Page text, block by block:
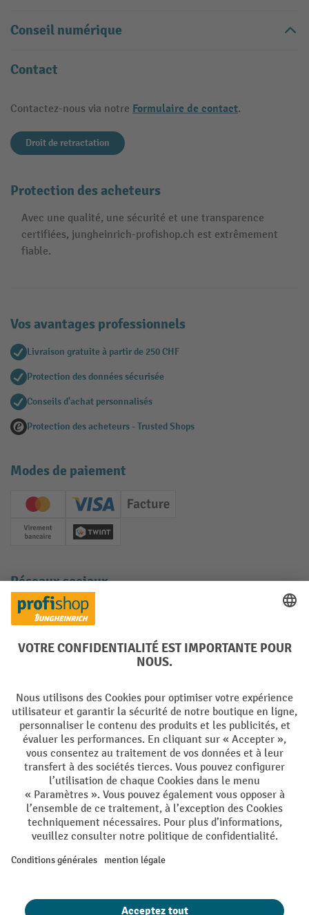
Conseil numérique
Contact
Contactez-nous via notre Formulaire de contact.
Droit de retractation
Protection des acheteurs
Avec une qualité, une sécurité et une transparence
certifiées, jungheinrich-profishop.ch est extrêmement
fiable.
Vos avantages professionnels
Livraison gratuite à partir de 250 CHF
Protection des données sécurisée
Conseils d'achat personnalisés
Protection des acheteurs - Trusted Shops
Modes de paiement
Creditcard (Master)Creditcard (Visa)
Facture
Paiement anticipé
Twint
Réseaux sociaux
Facebook
YouTube
LinkedInInstagram
Conditions générales de vente Mentions Légales
Protection des Données Politique de cookies
All prices excl. VAT plusshipping costsand possible delivery charges,
if not stated otherwise.
s'applique pas aux prix spéciaux. Il n'est pas possible de le combiner
newsletter. Le bon, valable 10 jours, peut être utilisé en ligne pour